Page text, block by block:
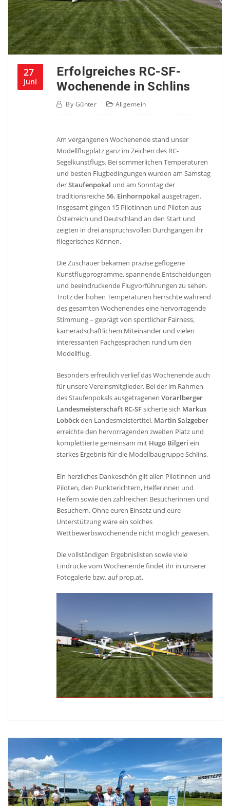
27
Juni
Erfolgreiches RC-SF-
Wochenende in Schlins
By Günter Allgemein
Am vergangenen Wochenende stand unser
Modellflugplatz ganz im Zeichen des RC-
Segelkunstflugs. Bei sommerlichen Temperaturen
und besten Flugbedingungen wurden am Samstag
derStaufenpokal und am Sonntag der
traditionsreiche56. Einhornpokal ausgetragen.
Insgesamt gingen 15 Pilotinnen und Piloten aus
Österreich und Deutschland an den Start und
zeigten in drei anspruchsvollen Durchgängen ihr
fliegerisches Können.
Die Zuschauer bekamen präzise geflogene
Kunstflugprogramme, spannende Entscheidungen
und beeindruckende Flugvorführungen zu sehen.
Trotz der hohen Temperaturen herrschte während
des gesamten Wochenendes eine hervorragende
Stimmung – geprägt von sportlicher Fairness,
kameradschaftlichem Miteinander und vielen
interessanten Fachgesprächen rund um den
Modellflug.
Besonders erfreulich verlief das Wochenende auch
für unsere Vereinsmitglieder. Bei der im Rahmen
des Staufenpokals ausgetragenenVorarlberger
Landesmeisterschaft RC-SFsicherte sich Markus
Loböckden Landesmeistertitel. Martin Salzgeber
erreichte den hervorragenden zweiten Platz und
komplettierte gemeinsam mit Hugo Bilgeri ein
starkes Ergebnis für die Modellbaugruppe Schlins.
Ein herzliches Dankeschön gilt allen Pilotinnen und
Piloten, den Punkterichtern, Helferinnen und
Helfern sowie den zahlreichen Besucherinnen und
Besuchern. Ohne euren Einsatz und eure
Unterstützung wäre ein solches
Wettbewerbswochenende nicht möglich gewesen.
Die vollständigen Ergebnislisten sowie viele
Eindrücke vom Wochenende findet ihr in unserer
Fotogalerie bzw. auf prop.at.